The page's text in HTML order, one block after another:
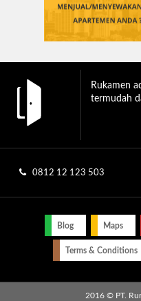
Rukamen
termudah
0812 12 123 503
Blog Maps
Terms & Conditions
2016 © PT.